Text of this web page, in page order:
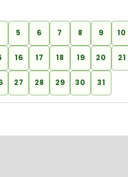
5 6 7 8 9 10
16 17 18 19 20 21
27 28 29 30 31